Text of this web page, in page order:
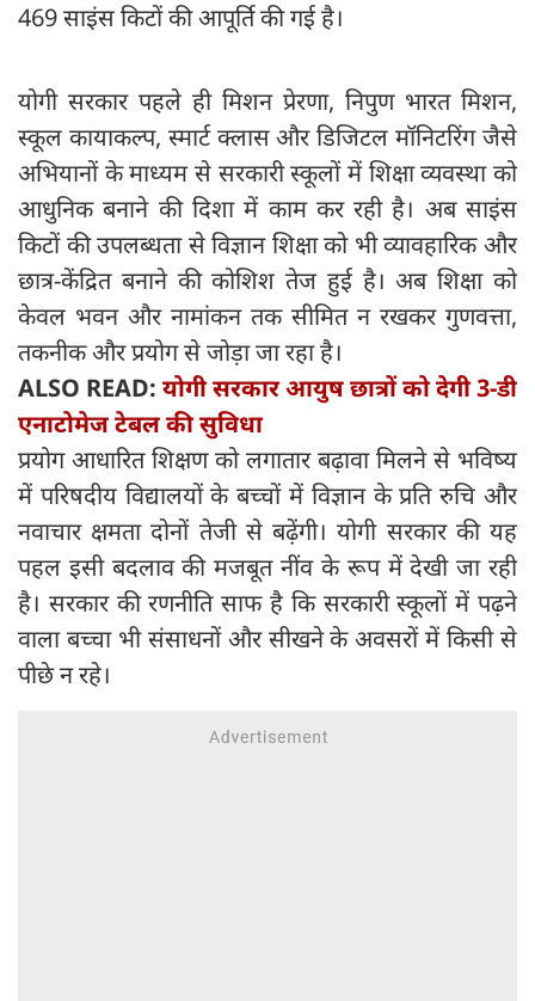
469 साइंस किटों की आपूर्ति की गई है।
योगी सरकार पहले ही मिशन प्रेरणा, निपुण भारत मिशन,
स्कूल कायाकल्प, स्मार्ट क्लास और डिजिटल मॉनिटरिंग जैसे
अभियानों के माध्यम से सरकारी स्कूलों में शिक्षा व्यवस्था को
आधुनिक बनाने की दिशा में काम कर रही है। अब साइंस
किटों की उपलब्धता से विज्ञान शिक्षा को भी व्यावहारिक और
छात्र-केंद्रित बनाने की कोशिश तेज हुई है। अब शिक्षा को
केवल भवन और नामांकन तक सीमित न रखकर गुणवत्ता,
तकनीक और प्रयोग से जोड़ा जा रहा है।
ALSO READ: योगी सरकार आयुष छात्रों को देगी 3-डी
एनाटोमेज टेबल की सुविधा
प्रयोग आधारित शिक्षण को लगातार बढ़ावा मिलने से भविष्य
में परिषदीय विद्यालयों के बच्चों में विज्ञान के प्रति रुचि और
नवाचार क्षमता दोनों तेजी से बढ़ेंगी। योगी सरकार की यह
पहल इसी बदलाव की मजबूत नींव के रूप में देखी जा रही
है। सरकार की रणनीति साफ है कि सरकारी स्कूलों में पढ़ने
वाला बच्चा भी संसाधनों और सीखने के अवसरों में किसी से
पीछे न रहे।